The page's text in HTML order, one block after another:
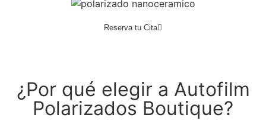
Reserva tu Cita
¿Por qué elegir a Autofilm
Polarizados Boutique?